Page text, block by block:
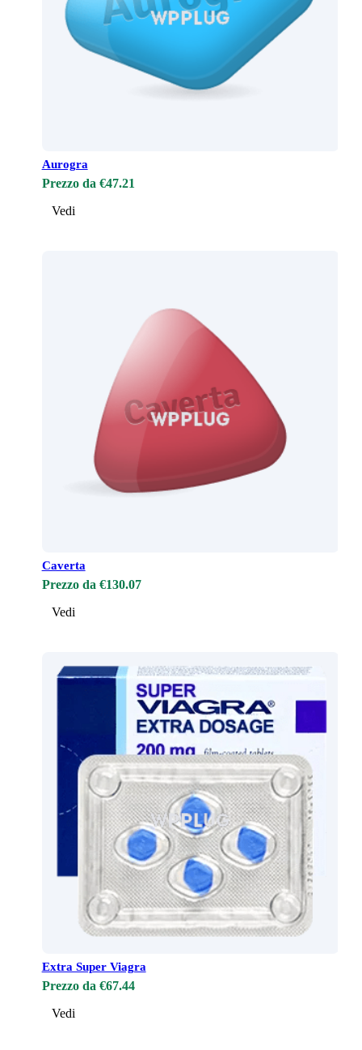
Aurogra
Prezzo da €47.21
Vedi
Caverta
Prezzo da €130.07
Vedi
Extra Super Viagra
Prezzo da €67.44
Vedi